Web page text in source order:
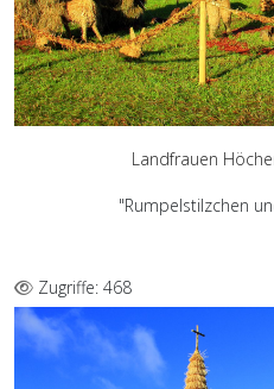
Landfrauen
"Rumpelstilzchen
Zugriffe: 468